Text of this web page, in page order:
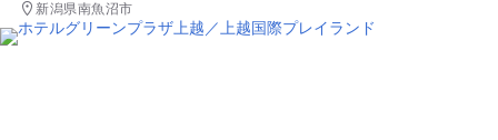
新潟県南魚沼市